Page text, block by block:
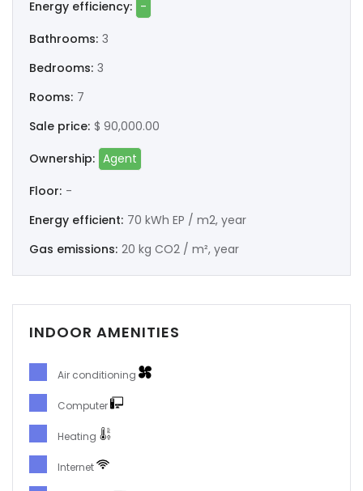
Energy efficiency: -
Bathrooms: 3
Bedrooms: 3
Rooms: 7
Sale price: $ 90,000.00
Ownership: Agent
Floor: -
Energy efficient: 70 kWh EP / m2, year
Gas emissions: 20 kg CO2 / m², year
INDOOR AMENITIES
Air conditioning
Computer
Heating
Internet